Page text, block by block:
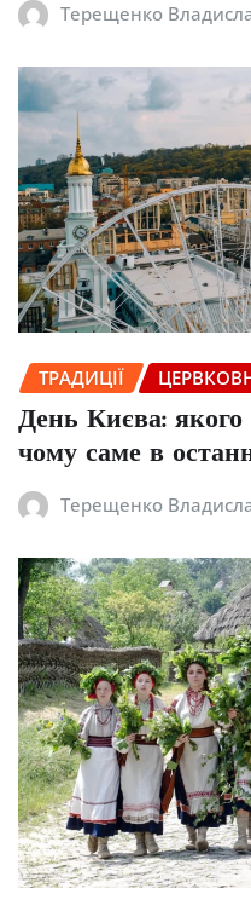
Терещенко
ТРАДИЦІЇ
День Києва: якого
чому саме в
Терещенко